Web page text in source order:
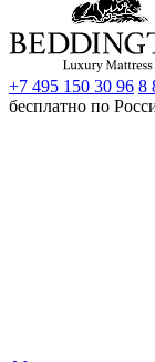
+7 495 150 30 96 8
бесплатно по